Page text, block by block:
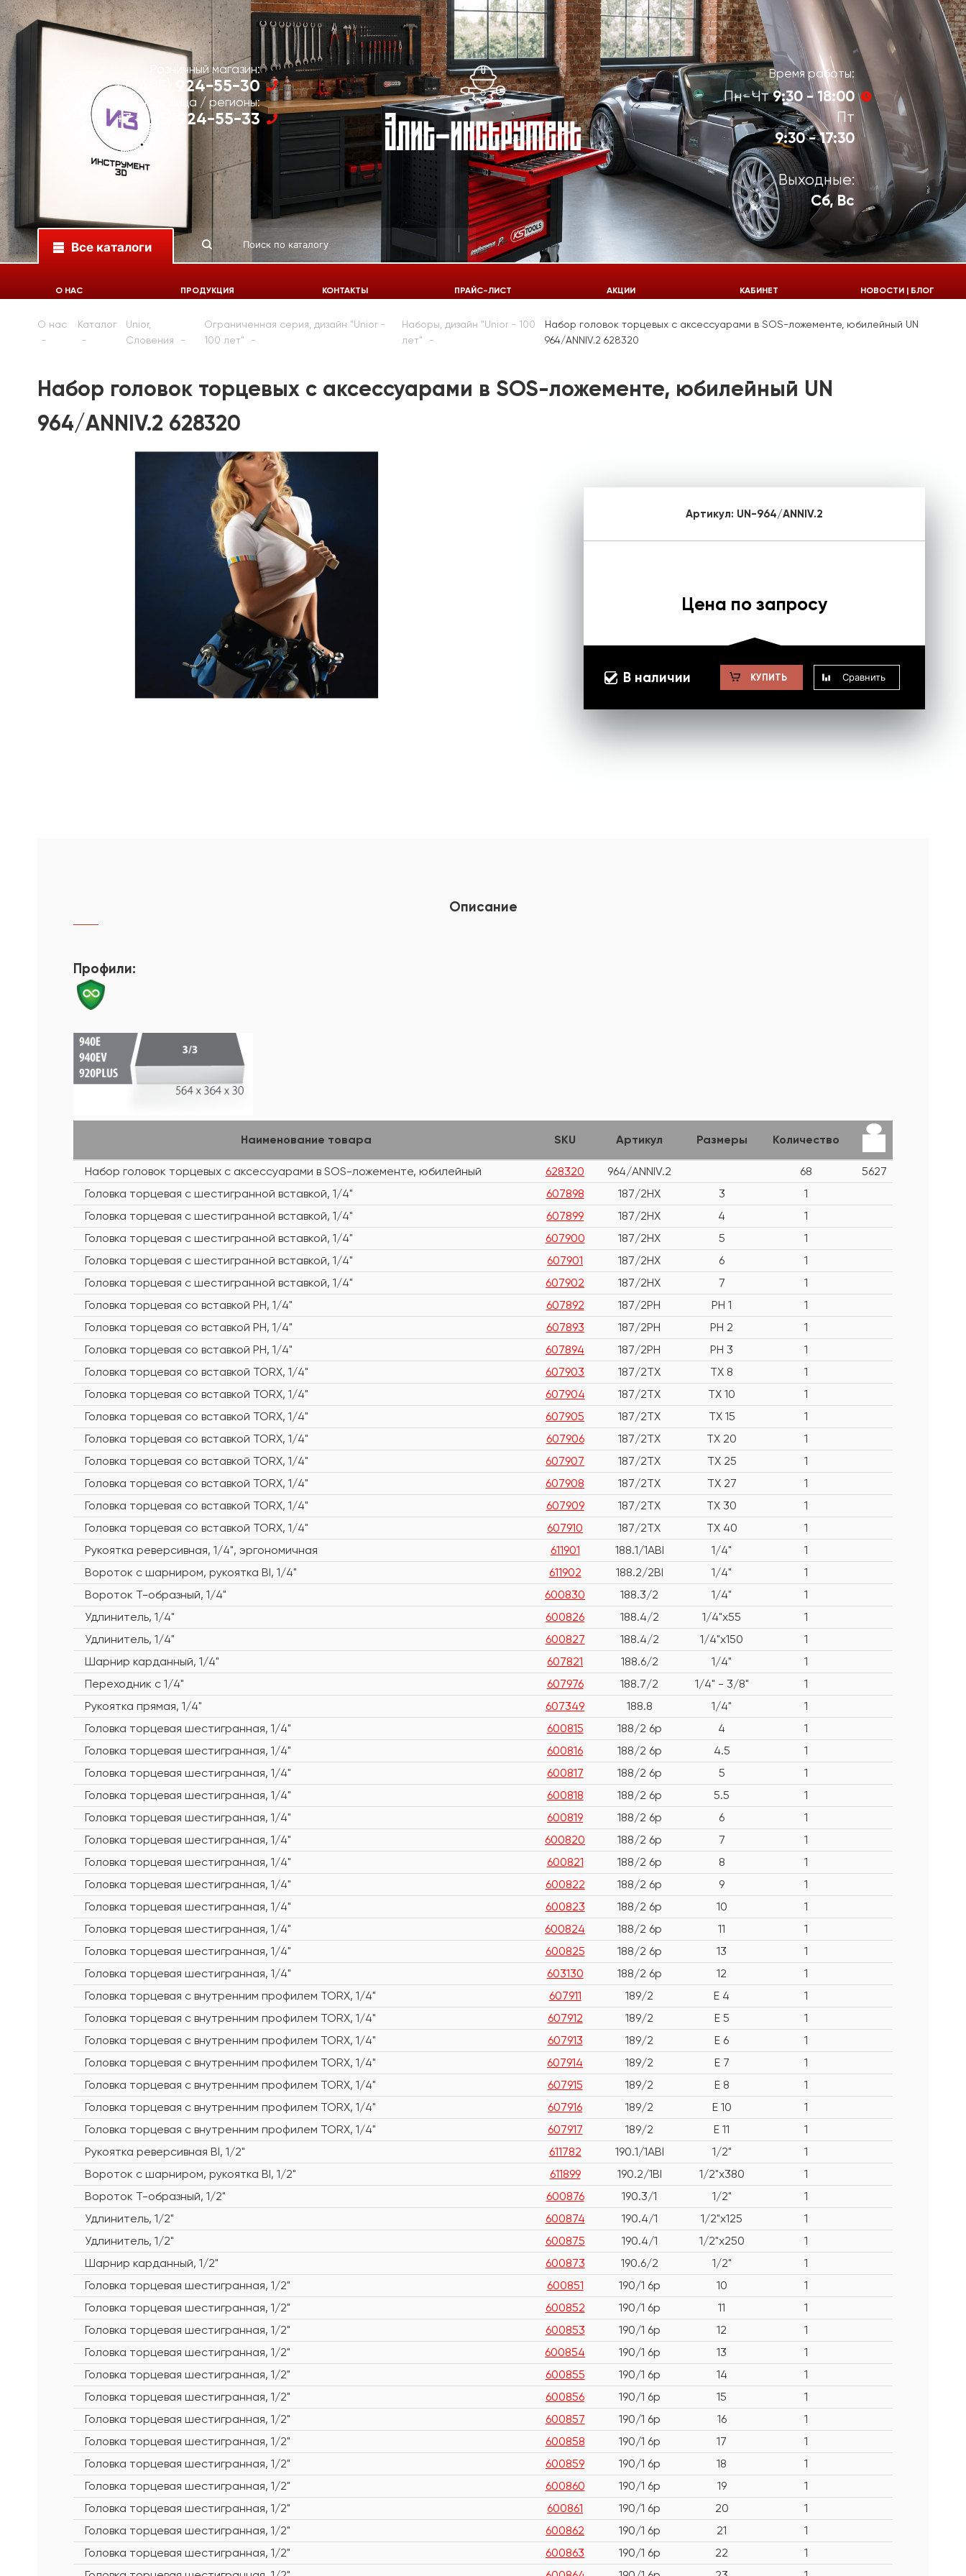
Розничный магазин:
+7 (495) 924-55-30
Юр. лица / регионы:
+7 (495) 924-55-33
Время работы:
Пн-Чт9:30 - 18:00
Пт
9:30 - 17:30
Выходные:
Сб, Вс
Все каталоги
924-55-33
О НАС ПРОДУКЦИЯ КОНТАКТЫ ПРАЙС-ЛИСТ АКЦИИ КАБИНЕТ НОВОСТИ | БЛОГ
О нас Каталог
Unior,
Словения
Ограниченная серия, дизайн "Unior -
100 лет"
Наборы, дизайн "Unior - 100
лет"
Набор головок торцевых с аксессуарами в SOS-ложементе, юбилейный UN
964/ANNIV.2 628320
Набор головок торцевых с аксессуарами в SOS-ложементе, юбилейный UN
964/ANNIV.2 628320
Артикул: UN-964/ANNIV.2
Цена по запросу
В наличии КУПИТЬ Сравнить
Описание
Профили:
Наименование товара SKU Артикул Размеры Количество
Набор головок торцевых с аксессуарами в SOS-ложементе, юбилейный 628320 964/ANNIV.2 68
5627
Головка торцевая с шестигранной вставкой, 1/4"
607898 187/2HX 3
1
Головка торцевая с шестигранной вставкой, 1/4"
607899 187/2HX 4
1
Головка торцевая с шестигранной вставкой, 1/4"
607900 187/2HX 5
1
Головка торцевая с шестигранной вставкой, 1/4"
607901 187/2HX 6
1
Головка торцевая с шестигранной вставкой, 1/4"
607902 187/2HX 7
1
Головка торцевая со вставкой PH, 1/4"
607892 187/2PH PH 1
1
Головка торцевая со вставкой PH, 1/4"
607893 187/2PH PH 2
1
Головка торцевая со вставкой PH, 1/4"
607894 187/2PH PH 3
1
Головка торцевая со вставкой TORX, 1/4"
607903 187/2TX TX 8
1
Головка торцевая со вставкой TORX, 1/4"
607904 187/2TX TX 10
1
Головка торцевая со вставкой TORX, 1/4"
607905 187/2TX TX 15
1
Головка торцевая со вставкой TORX, 1/4"
607906 187/2TX TX 20
1
Головка торцевая со вставкой TORX, 1/4"
607907 187/2TX TX 25
1
Головка торцевая со вставкой TORX, 1/4"
607908 187/2TX TX 27
1
Головка торцевая со вставкой TORX, 1/4"
607909 187/2TX TX 30
1
Головка торцевая со вставкой TORX, 1/4"
607910 187/2TX TX 40
1
Рукоятка реверсивная, 1/4", эргономичная
611901 188.1/1ABI 1/4"
1
Вороток с шарниром, рукоятка BI, 1/4"
611902 188.2/2BI 1/4"
1
Вороток Т-образный, 1/4"
600830 188.3/2 1/4"
1
Удлинитель, 1/4"
600826 188.4/2 1/4"x55
1
Удлинитель, 1/4"
600827 188.4/2 1/4"x150
1
Шарнир карданный, 1/4"
607821 188.6/2 1/4"
1
Переходник с 1/4"
607976 188.7/2 1/4" - 3/8"
1
Рукоятка прямая, 1/4"
607349 188.8 1/4"
1
Головка торцевая шестигранная, 1/4"
600815 188/2 6p 4
1
Головка торцевая шестигранная, 1/4"
600816 188/2 6p 4.5
1
Головка торцевая шестигранная, 1/4"
600817 188/2 6p 5
1
Головка торцевая шестигранная, 1/4"
600818 188/2 6p 5.5
1
Головка торцевая шестигранная, 1/4"
600819 188/2 6p 6
1
Головка торцевая шестигранная, 1/4"
600820 188/2 6p 7
1
Головка торцевая шестигранная, 1/4"
600821 188/2 6p 8
1
Головка торцевая шестигранная, 1/4"
600822 188/2 6p 9
1
Головка торцевая шестигранная, 1/4"
600823 188/2 6p 10
1
Головка торцевая шестигранная, 1/4"
600824 188/2 6p 11
1
Головка торцевая шестигранная, 1/4"
600825 188/2 6p 13
1
Головка торцевая шестигранная, 1/4"
603130 188/2 6p 12
1
Головка торцевая с внутренним профилем TORX, 1/4"
607911 189/2 E 4
1
Головка торцевая с внутренним профилем TORX, 1/4"
607912 189/2 E 5
1
Головка торцевая с внутренним профилем TORX, 1/4"
607913 189/2 E 6
1
Головка торцевая с внутренним профилем TORX, 1/4"
607914 189/2 E 7
1
Головка торцевая с внутренним профилем TORX, 1/4"
607915 189/2 E 8
1
Головка торцевая с внутренним профилем TORX, 1/4"
607916 189/2 E 10
1
Головка торцевая с внутренним профилем TORX, 1/4"
607917 189/2 E 11
1
Рукоятка реверсивная BI, 1/2"
611782 190.1/1ABI 1/2"
1
Вороток с шарниром, рукоятка BI, 1/2"
611899 190.2/1BI 1/2"x380
1
Вороток Т-образный, 1/2"
600876 190.3/1 1/2"
1
Удлинитель, 1/2"
600874 190.4/1 1/2"x125
1
Удлинитель, 1/2"
600875 190.4/1 1/2"x250
1
Шарнир карданный, 1/2"
600873 190.6/2 1/2"
1
Головка торцевая шестигранная, 1/2"
600851 190/1 6p 10
1
Головка торцевая шестигранная, 1/2"
600852 190/1 6p 11
1
Головка торцевая шестигранная, 1/2"
600853 190/1 6p 12
1
Головка торцевая шестигранная, 1/2"
600854 190/1 6p 13
1
Головка торцевая шестигранная, 1/2"
600855 190/1 6p 14
1
Головка торцевая шестигранная, 1/2"
600856 190/1 6p 15
1
Головка торцевая шестигранная, 1/2"
600857 190/1 6p 16
1
Головка торцевая шестигранная, 1/2"
600858 190/1 6p 17
1
Головка торцевая шестигранная, 1/2"
600859 190/1 6p 18
1
Головка торцевая шестигранная, 1/2"
600860 190/1 6p 19
1
Головка торцевая шестигранная, 1/2"
600861 190/1 6p 20
1
Головка торцевая шестигранная, 1/2"
600862 190/1 6p 21
1
Головка торцевая шестигранная, 1/2"
600863 190/1 6p 22
1